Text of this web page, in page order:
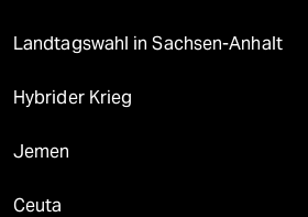
Landtagswahl in Sachsen-Anhalt
Hybrider Krieg
Jemen
Ceuta